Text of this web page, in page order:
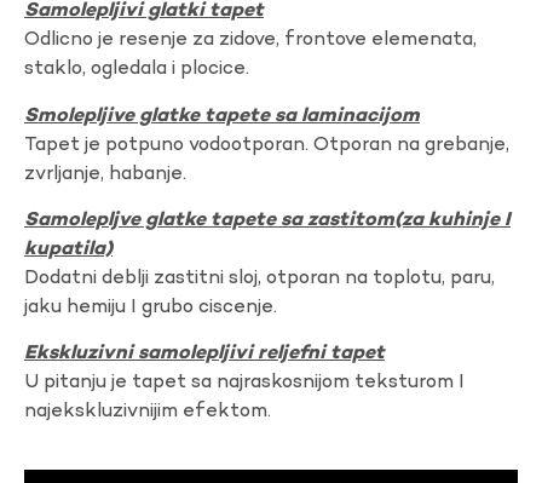
Samolepljivi glatki tapet
Odlicno je resenje za zidove, frontove elemenata,
staklo, ogledala i plocice.
Smolepljive glatke tapete sa laminacijom
Tapet je potpuno vodootporan. Otporan na grebanje,
zvrljanje, habanje.
Samolepljve glatke tapete sa zastitom(za kuhinje I
kupatila)
Dodatni deblji zastitni sloj, otporan na toplotu, paru,
jaku hemiju I grubo ciscenje.
Ekskluzivni samolepljivi reljefni tapet
U pitanju je tapet sa najraskosnijom teksturom I
najekskluzivnijim efektom.